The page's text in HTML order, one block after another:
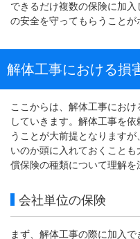
できるだけ複数の保険に加
の安全を守ってもらうことが
解体工事における損
ここからは、解体工事にお
していきます。解体工事を
うことが大前提となります
いのか頭に入れておくこと
償保険の種類について理解を
会社単位の保険
まず、解体工事の際に加入